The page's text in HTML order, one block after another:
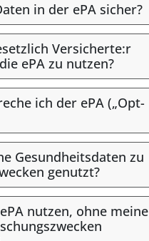
in der ePA sicher?
Versicherte:r
ePA zu nutzen?
ich der ePA („Opt-
Gesundheitsdaten zu
genutzt?
nutzen, ohne meine